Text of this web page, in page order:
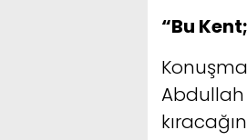
“Bu
Abdullah